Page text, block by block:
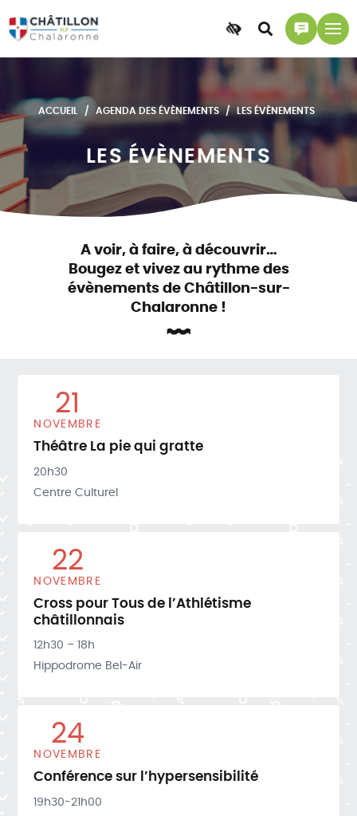
Accessibilité
Accéder
à
la
recherche
Accéder
à
contact
ACCUEIL AGENDA DES ÉVÈNEMENTS LES ÉVÈNEMENTS
LES ÉVÈNEMENTS
A voir, à faire, à découvrir…
Bougez et vivez au rythme des
évènements de Châtillon-sur-
Chalaronne !
21
NOVEMBRE
Théâtre La pie qui gratte
20h30
Centre Culturel
22
NOVEMBRE
Cross pour Tous de l’Athlétisme
châtillonnais
12h30 – 18h
Hippodrome Bel-Air
24
NOVEMBRE
Conférence sur l’hypersensibilité
19h30-21h00